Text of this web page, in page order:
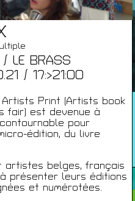
/ LE BRASS
/ 17:>21:00
Artists Print (Artists book
fair) est devenue à
pour
édition, du livre
artistes belges, français
présenter leurs éditions
et numérotées.
SAISON